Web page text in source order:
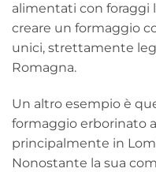
alimentati con foraggi
creare un formaggio
unici, strettamente
Romagna.
Un altro esempio è
formaggio erborinato
principalmente in
Nonostante la sua